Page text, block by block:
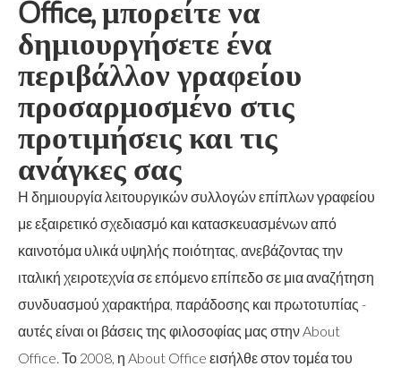
Office, μπορείτε να
δημιουργήσετε ένα
περιβάλλον γραφείου
προσαρμοσμένο στις
προτιμήσεις και τις
ανάγκες σας
Η δημιουργία λειτουργικών συλλογών επίπλων γραφείου
με εξαιρετικό σχεδιασμό και κατασκευασμένων από
καινοτόμα υλικά υψηλής ποιότητας, ανεβάζοντας την
ιταλική χειροτεχνία σε επόμενο επίπεδο σε μια αναζήτηση
συνδυασμού χαρακτήρα, παράδοσης και πρωτοτυπίας -
αυτές είναι οι βάσεις της φιλοσοφίας μας στην About
Office. Το 2008, η About Office εισήλθε στον τομέα του